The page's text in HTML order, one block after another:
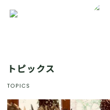
トピックス
TOPICS